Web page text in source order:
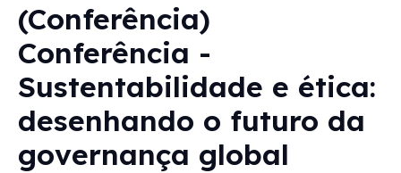
(Conferência)
Conferência -
Sustentabilidade e ética:
desenhando o futuro da
governança global